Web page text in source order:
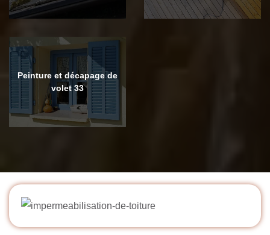
Peinture et décapage de
volet 33